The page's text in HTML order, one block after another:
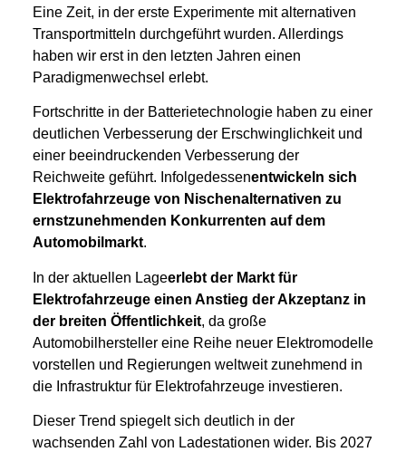
Eine Zeit, in der erste Experimente mit alternativen
Transportmitteln durchgeführt wurden. Allerdings
haben wir erst in den letzten Jahren einen
Paradigmenwechsel erlebt.
Fortschritte in der Batterietechnologie haben zu einer
deutlichen Verbesserung der Erschwinglichkeit und
einer beeindruckenden Verbesserung der
Reichweite geführt. Infolgedessenentwickeln sich
Elektrofahrzeuge von Nischenalternativen zu
ernstzunehmenden Konkurrenten auf dem
Automobilmarkt.
In der aktuellen Lageerlebt der Markt für
Elektrofahrzeuge einen Anstieg der Akzeptanz in
der breiten Öffentlichkeit, da große
Automobilhersteller eine Reihe neuer Elektromodelle
vorstellen und Regierungen weltweit zunehmend in
die Infrastruktur für Elektrofahrzeuge investieren.
Dieser Trend spiegelt sich deutlich in der
wachsenden Zahl von Ladestationen wider. Bis 2027